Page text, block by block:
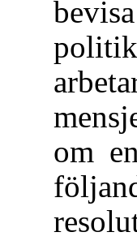
om